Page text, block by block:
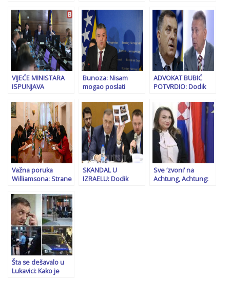
prekretnice koje su
do tada bile
nezamislive
ulaganja u 16. sprat
za Ured
predsjednice i dva
potpredsjednika
FBiH
spornih zaključaka
NSRS. Poziv otišao i
Stevandiću i cijelom
Kolegiju
VIJEĆE MINISTARA
ISPUNJAVA
VIŠEGODIŠNJU
ŽELJU: Uzima 200
miliona KM od
Centralne banke
BiH i prosljeđuje ih
entitetima!
Bunoza: Nisam
mogao poslati
privodi Dodika jer bi
se desio incident.
Tamo postoji jaka
vojna formacija
MUP-a RS
ADVOKAT BUBIĆ
POTVRDIO: Dodik
BiH, ni presudu, ali
će…
Važna poruka
Williamsona: Strane
Ustavnom sudu BiH
zbog vlasti iz RS
SKANDAL U
IZRAELU: Dodik
Sve ‘zvoni’ na
Achtung, Achtung:
Šta se dešavalo u
Lukavici: Kako je